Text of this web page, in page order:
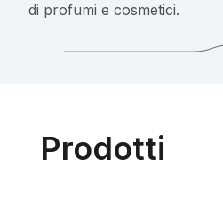
di profumi e cosmetici.
Prodotti